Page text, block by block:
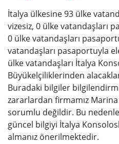
İtalya ülkesine 93 ülke
vizesiz, 0 ülke vatandaşları
0 ülke vatandaşları
vatandaşları pasaportuyla
ülke vatandaşları İtalya
Büyükelçiliklerinden
Buradaki bilgiler
zararlardan firmamız
sorumlu değildir. Bu
güncel bilgiyi İtalya
almanız önerilmektedir.